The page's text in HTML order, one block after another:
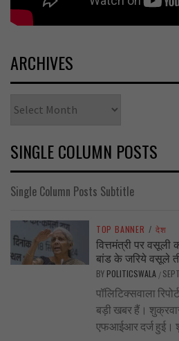
ARCHIVES
SINGLE COLUMN POSTS
Single Column Posts Subtitle
TOP BANNER / देश
वित्तमंत्री पर
बांड के जरिये वसूले
BY POLITICSWALA /
पॉलिटिक्सवाला
बड़ी खबर हैं।
एफआईआर दर्ज हुई।